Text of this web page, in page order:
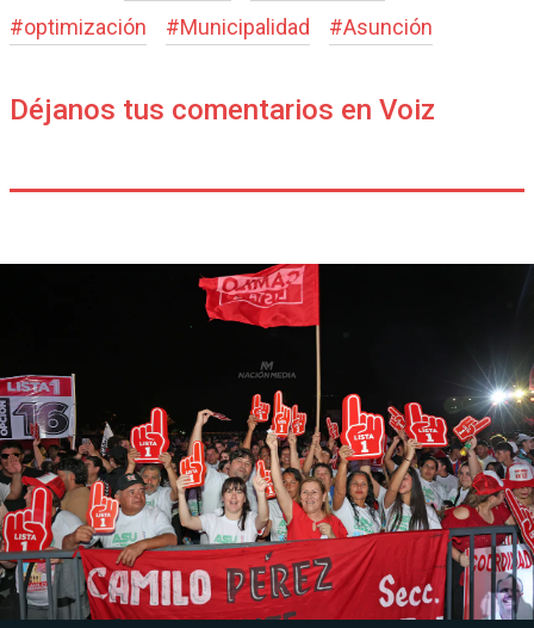
#optimización #Municipalidad #Asunción
Déjanos tus comentarios en Voiz